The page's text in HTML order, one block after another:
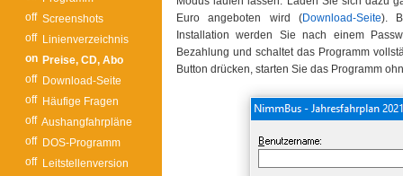
Screenshots
Linienverzeichnis
Preise, CD, Abo
Download-Seite
Häufige Fragen
Aushangfahrpläne
DOS-Programm
Leitstellenversion
Euro angeboten wird (Download-Seite).
Installation werden Sie nach einem
Bezahlung und schaltet das Programm
Button drücken, starten Sie das Programm